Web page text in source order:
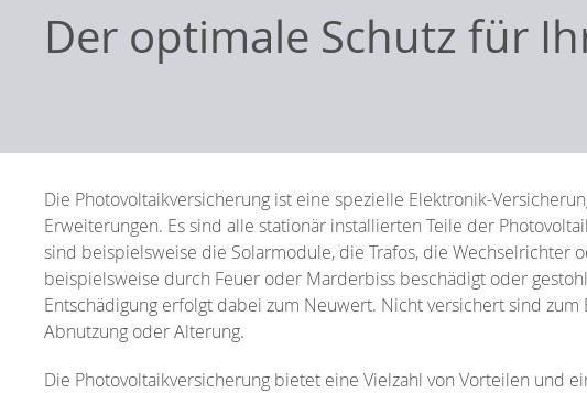
Der optimale Schutz für
Die Photovoltaikversicherung ist eine spezielle Elektronik-
Erweiterungen. Es sind alle stationär installierten Teile der
sind beispielsweise die Solarmodule, die Trafos, die Wechselrichter
beispielsweise durch Feuer oder Marderbiss beschädigt oder
Entschädigung erfolgt dabei zum Neuwert. Nicht versichert sind
Abnutzung oder Alterung.
Die Photovoltaikversicherung bietet eine Vielzahl von Vorteilen und